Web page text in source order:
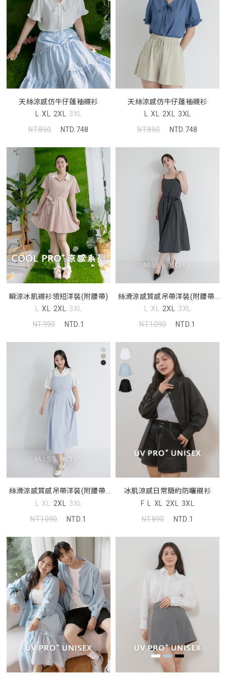
天絲涼感仿牛仔蓬袖襯衫
L XL 2XL 3XL
NT.850
NTD.748
天絲涼感仿牛仔蓬袖襯衫
L XL 2XL 3XL
NT.850
NTD.748
瞬涼冰肌襯衫領短洋裝(附腰帶)
L XL 2XL 3XL
NT.990
NTD.1
絲滑涼感質感吊帶洋裝(附腰帶)
MISS
L XL 2XL 3XL
NT.1090
NTD.1
絲滑涼感質感吊帶洋裝(附腰帶)
MISS
L XL 2XL 3XL
NT.1090
NTD.1
冰肌涼感日常簡約防曬襯衫
F L XL 2XL 3XL
NT.890
NTD.1